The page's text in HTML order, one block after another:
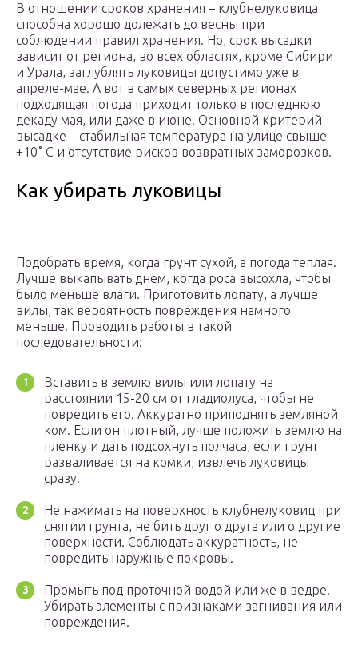
В отношении сроков хранения – клубнелуковица
способна хорошо долежать до весны при
соблюдении правил хранения. Но, срок высадки
зависит от региона, во всех областях, кроме Сибири
и Урала, заглублять луковицы допустимо уже в
апреле-мае. А вот в самых северных регионах
подходящая погода приходит только в последнюю
декаду мая, или даже в июне. Основной критерий
высадке – стабильная температура на улице свыше
+10˚ C и отсутствие рисков возвратных заморозков.
Как убирать луковицы
Подобрать время, когда грунт сухой, а погода теплая.
Лучше выкапывать днем, когда роса высохла, чтобы
было меньше влаги. Приготовить лопату, а лучше
вилы, так вероятность повреждения намного
меньше. Проводить работы в такой
последовательности:
Вставить в землю вилы или лопату на
расстоянии 15-20 см от гладиолуса, чтобы не
повредить его. Аккуратно приподнять земляной
ком. Если он плотный, лучше положить землю на
пленку и дать подсохнуть полчаса, если грунт
разваливается на комки, извлечь луковицы
сразу.
Не нажимать на поверхность клубнелуковиц при
снятии грунта, не бить друг о друга или о другие
поверхности. Соблюдать аккуратность, не
повредить наружные покровы.
Промыть под проточной водой или же в ведре.
Убирать элементы с признаками загнивания или
повреждения.